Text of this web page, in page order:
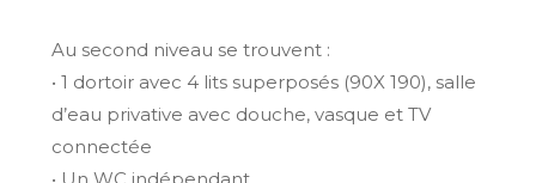
Au second niveau se trouvent :
• 1 dortoir avec 4 lits superposés (90X 190), salle
d’eau privative avec douche, vasque et TV
connectée
• Un WC indépendant